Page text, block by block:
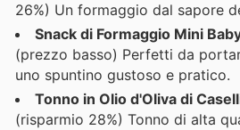
26%) Un formaggio dal sapore
Snack di Formaggio Mini
(prezzo basso) Perfetti da
uno spuntino gustoso e pratico.
Tonno in Olio d'Oliva di
(risparmio 28%) Tonno di alta